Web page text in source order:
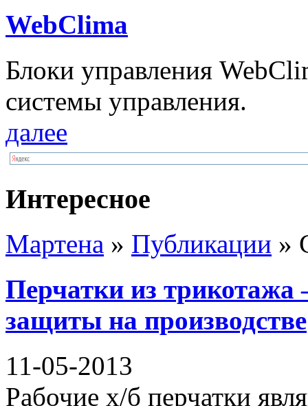
WebClima
Блоки упрaвлeния
системы управления.
далее
Интересное
Мартена » Публикации »
Перчатки из
защиты на производстве
11-05-2013
Рабочие х/б перчатки